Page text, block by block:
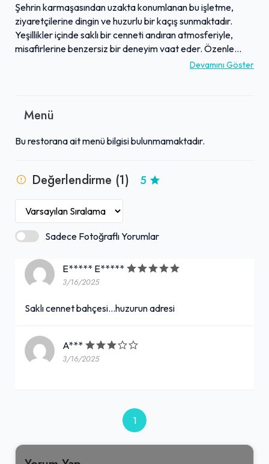
Şehrin karmaşasından uzakta konumlanan bu işletme,
ziyaretçilerine dingin ve huzurlu bir kaçış sunmaktadır.
Yeşillikler içinde saklı bir cenneti andıran atmosferiyle,
misafirlerine benzersiz bir deneyim vaat eder. Özenle
düzenlenmiş bahçesi, misafirlerin stresten arınarak
atmosferi ve dinginliğiyle, unutulmaz anlar yaşamak
Devamını Göster
Menü
Bu restorana ait menü bilgisi bulunmamaktadır.
Değerlendirme (1) 5
Sadece Fotoğraflı Yorumlar
E***** E*****
3/16/2025
Saklı cennet bahçesi...huzurun adresi
A***
3/16/2025
1